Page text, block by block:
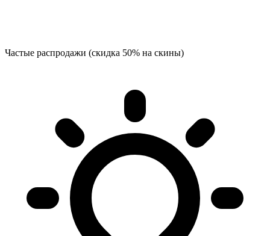
Частые распродажи (скидка 50% на скины)